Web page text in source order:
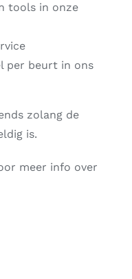
tools in onze
per beurt in ons
zolang de
is.
meer info over